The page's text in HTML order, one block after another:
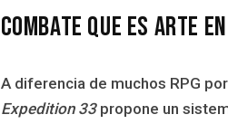
Combate que es arte
A diferencia de muchos RPG
Expedition 33propone un